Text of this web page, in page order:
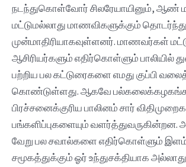
நடந்துகொள்வோர் சிலரேயாயினும்,
மட்டுமல்லாது மாணவிகளுக்கும்
முன்மாதிரியாகவுள்ளனர். மாணவர்கள்
ஆசிரியர்களும் எதிர்கொள்ளும் பாலியில்
பற்றிய பல கட்டுரைகளை எமது குப்பி
கொண்டுள்ளது. ஆகவே
பிரச்சனைக்குரிய பாலினம் சார்
பங்களிப்புகளையும்
வேறு பல சவால்களை எதிர்கொள்ளும்
சமூகத்துக்கும் ஓர் உந்துசக்தியாக